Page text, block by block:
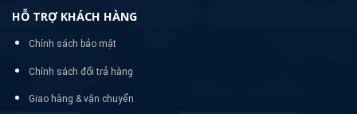
HỖ TRỢ KHÁCH HÀNG
Chính sách bảo mật
Chính sách đổi trả hàng
Giao hàng & vận chuyển